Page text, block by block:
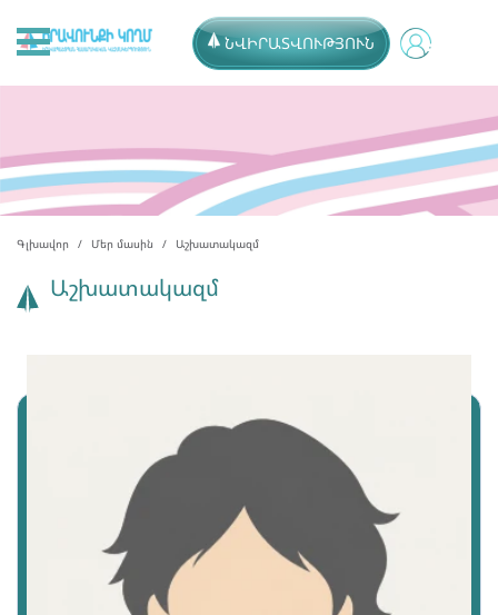
ՆՎԻՐԱՏՎՈՒԹՅՈՒՆ
Գլխավոր Մեր մասին Աշխատակազմ
Աշխատակազմ